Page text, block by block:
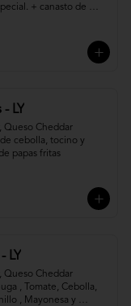
+ canasto de
- LY
Queso Cheddar
cebolla, tocino y
papas fritas
LY
Queso Cheddar
, Tomate, Cebolla,
, Mayonesa y